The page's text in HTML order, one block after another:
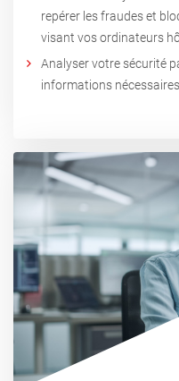
repérer les fraudes et
visant vos ordinateurs
Analyser votre sécurité
informations